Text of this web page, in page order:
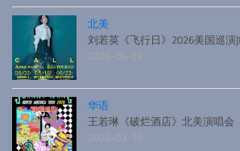
北美
刘若英《飞行日》2026美国巡
2026-04-29
华语
王若琳《破烂酒店》北美演唱会
2026-03-15